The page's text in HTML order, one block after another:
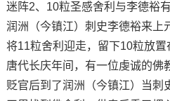
迷阵2、10粒圣感舍利与李德裕有
润洲（今镇江）刺史李德裕来上
将11粒舍利迎走，留下10粒放置
唐代长庆年间，有一位虔诚的佛
贬官后到了润洲（今镇江）当刺